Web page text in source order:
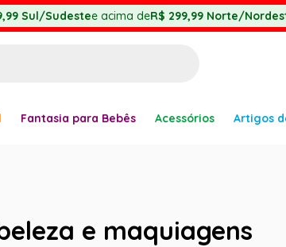
Sul/Sudestee acima deR$ 299,99 Norte/
Fantasia para Bebês Acessórios Artigos
e maquiagens